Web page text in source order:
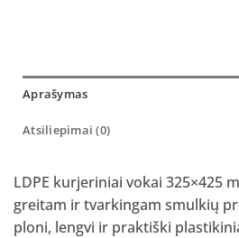
Aprašymas
Atsiliepimai (0)
LDPE kurjeriniai vokai 325×425
greitam ir tvarkingam smulkių
ploni, lengvi ir praktiški